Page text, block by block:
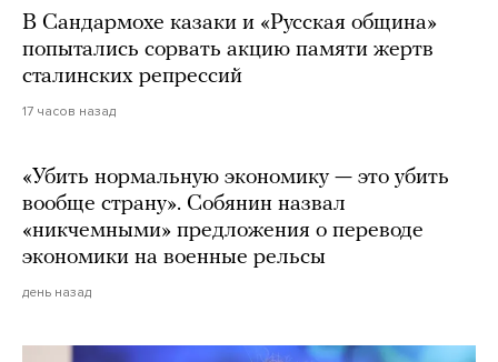
В Сандармохе казаки и «Русская община»
попытались сорвать акцию памяти жертв
сталинских репрессий
17 часов назад
«Убить нормальную экономику — это убить
вообще страну». Собянин назвал
«никчемными» предложения о переводе
экономики на военные рельсы
день назад